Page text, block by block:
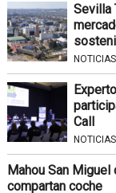
Sevilla
NOTICIAS
Call
NOTICIAS
Mahou San Miguel
compartan coche